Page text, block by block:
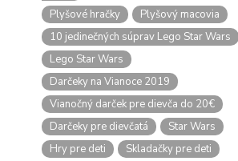
Plyšové hračky
Plyšový macovia
10 jedinečných súprav Lego Star Wars
Lego Star Wars
Darčeky na Vianoce 2019
Vianočný darček pre dievča do 20€
Darčeky pre dievčatá
Star Wars
Hry pre deti
Skladačky pre deti